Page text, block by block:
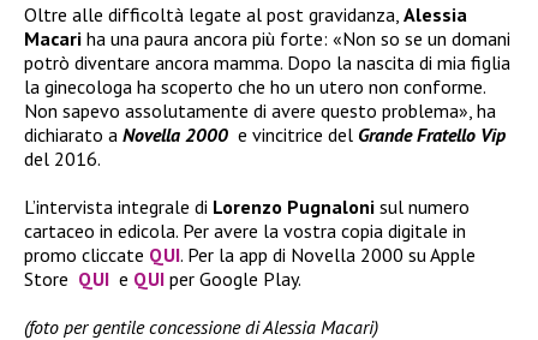
Oltre alle difficoltà legate al post gravidanza, Alessia
Macari ha una paura ancora più forte: «Non so se un domani
potrò diventare ancora mamma. Dopo la nascita di mia figlia
la ginecologa ha scoperto che ho un utero non conforme.
Non sapevo assolutamente di avere questo problema», ha
dichiarato a Novella 2000 e vincitrice del Grande Fratello Vip
del 2016.
L’intervista integrale di Lorenzo Pugnaloni sul numero
cartaceo in edicola. Per avere la vostra copia digitale in
promo cliccate QUI. Per la app di Novella 2000 su Apple
Store QUI e QUI per Google Play.
(foto per gentile concessione di Alessia Macari)